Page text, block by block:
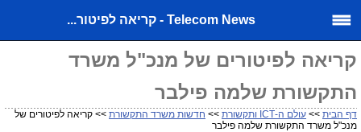
Telecom News - קריאה לפיטור...
קריאה לפיטורים של מנכ"ל משרד
התקשורת שלמה פילבר
דף הבית >> עולם ה-ICT ותקשורת >> חדשות משרד התקשורת >> קריאה לפיטורים של
מנכ"ל משרד התקשורת שלמה פילבר